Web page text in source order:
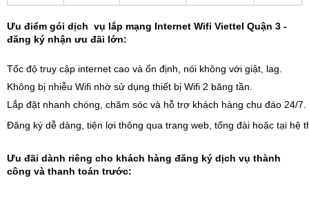
Ưu điểm gói dịch vụ lắp mạng Internet Wifi Viettel Quận 3 -
đăng ký nhận ưu đãi lớn:
Tốc độ truy cập internet cao và ổn định, nói không với giật, lag.
Không bị nhiễu Wifi nhờ sử dụng thiết bị Wifi 2 băng tần.
Lắp đặt nhanh chóng, chăm sóc và hỗ trợ khách hàng chu đáo 24/7.
Đăng ký dễ dàng, tiện lợi thông qua trang web, tổng đài hoặc tại hệ
Ưu đãi dành riêng cho khách hàng đăng ký dịch vụ thành
công và thanh toán trước: